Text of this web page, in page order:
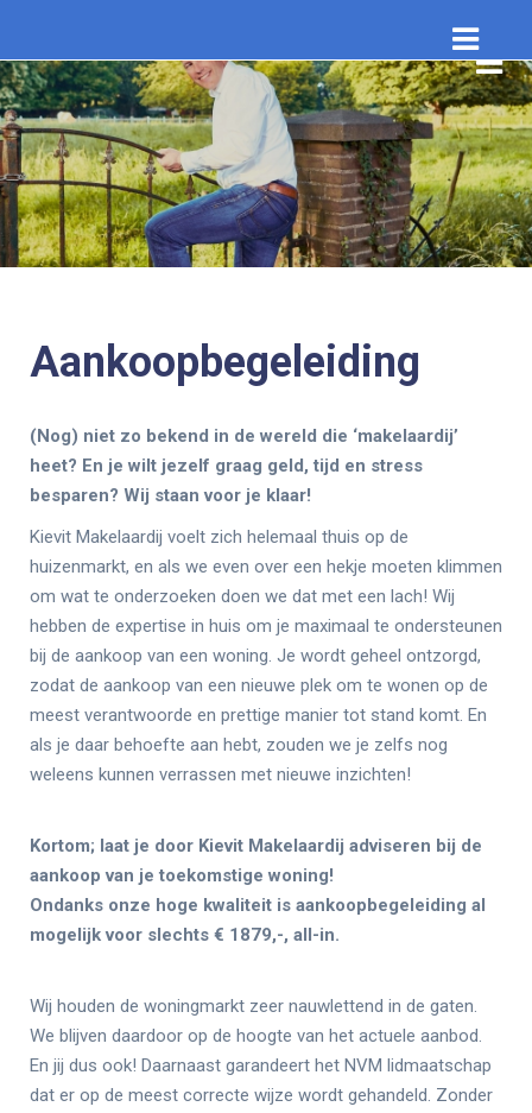
Aankoopbegeleiding
(Nog) niet zo bekend in de wereld die ‘makelaardij’
heet? En je wilt jezelf graag geld, tijd en stress
besparen? Wij staan voor je klaar!
Kievit Makelaardij voelt zich helemaal thuis op de
huizenmarkt, en als we even over een hekje moeten klimmen
om wat te onderzoeken doen we dat met een lach! Wij
hebben de expertise in huis om je maximaal te ondersteunen
bij de aankoop van een woning. Je wordt geheel ontzorgd,
zodat de aankoop van een nieuwe plek om te wonen op de
meest verantwoorde en prettige manier tot stand komt. En
als je daar behoefte aan hebt, zouden we je zelfs nog
weleens kunnen verrassen met nieuwe inzichten!
Kortom; laat je door Kievit Makelaardij adviseren bij de
aankoop van je toekomstige woning!
Ondanks onze hoge kwaliteit is aankoopbegeleiding al
mogelijk voor slechts € 1879,-, all-in.
Wij houden de woningmarkt zeer nauwlettend in de gaten.
We blijven daardoor op de hoogte van het actuele aanbod.
En jij dus ook! Daarnaast garandeert het NVM lidmaatschap
dat er op de meest correcte wijze wordt gehandeld. Zonder